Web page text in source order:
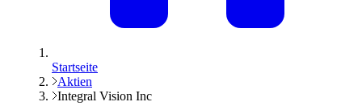
Startseite
Aktien
Integral Vision Inc